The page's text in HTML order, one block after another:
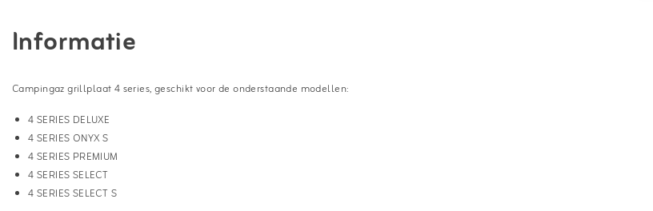
Informatie
Campingaz grillplaat 4 series, geschikt voor de onderstaande modellen:
4 SERIES DELUXE
4 SERIES ONYX S
4 SERIES PREMIUM
4 SERIES SELECT
4 SERIES SELECT S